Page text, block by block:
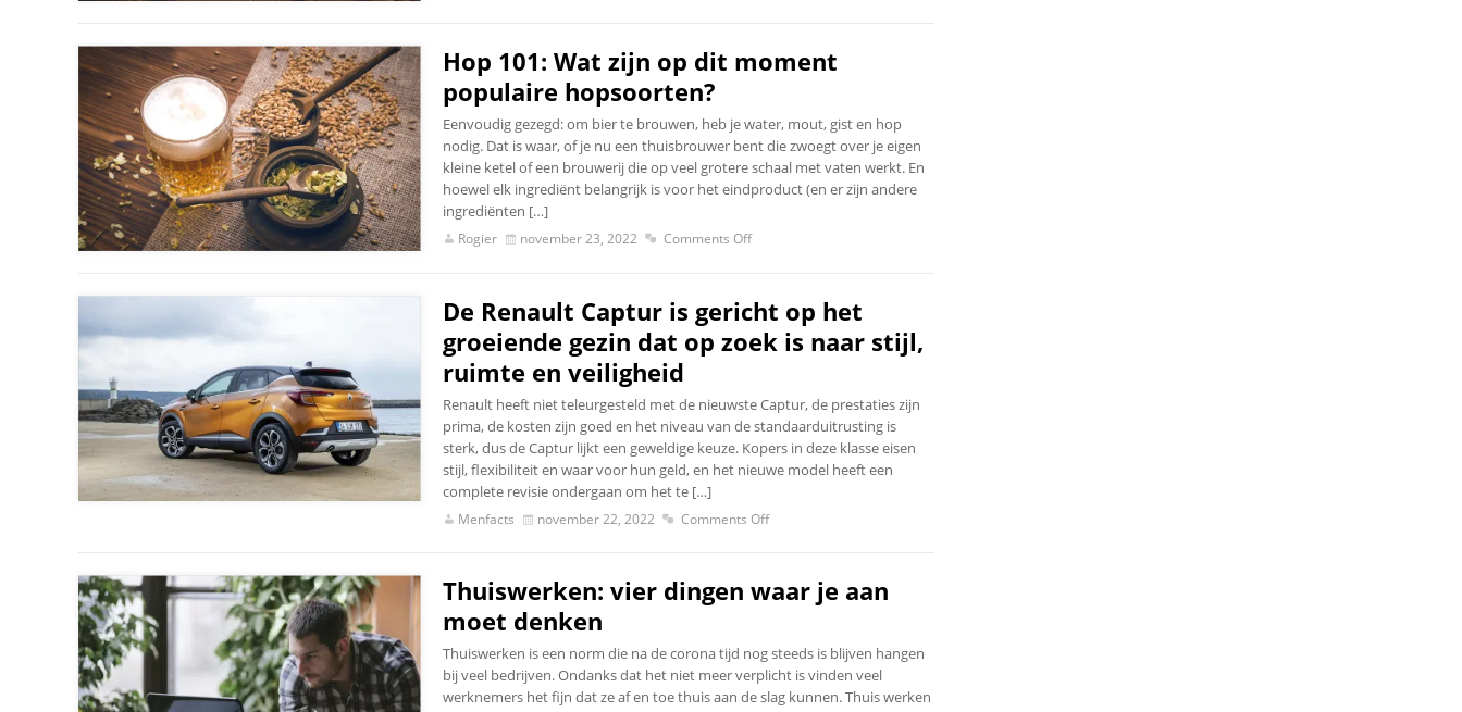
Hop 101: Wat zijn op dit moment
populaire hopsoorten?
Eenvoudig gezegd: om bier te brouwen, heb je water, mout, gist en hop
nodig. Dat is waar, of je nu een thuisbrouwer bent die zwoegt over je eigen
kleine ketel of een brouwerij die op veel grotere schaal met vaten werkt. En
hoewel elk ingrediënt belangrijk is voor het eindproduct (en er zijn andere
ingrediënten […]
Rogier november 23, 2022 Comments Off
De Renault Captur is gericht op het
groeiende gezin dat op zoek is naar stijl,
ruimte en veiligheid
Renault heeft niet teleurgesteld met de nieuwste Captur, de prestaties zijn
prima, de kosten zijn goed en het niveau van de standaarduitrusting is
sterk, dus de Captur lijkt een geweldige keuze. Kopers in deze klasse eisen
stijl, flexibiliteit en waar voor hun geld, en het nieuwe model heeft een
complete revisie ondergaan om het te […]
Menfacts november 22, 2022 Comments Off
Thuiswerken: vier dingen waar je aan
moet denken
Thuiswerken is een norm die na de corona tijd nog steeds is blijven hangen
bij veel bedrijven. Ondanks dat het niet meer verplicht is vinden veel
werknemers het fijn dat ze af en toe thuis aan de slag kunnen. Thuis werken